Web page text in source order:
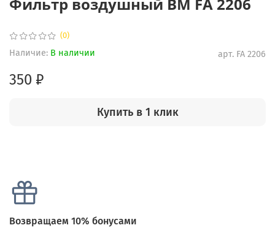
(0)
арт. FA 2206
Наличие: В наличии
350 ₽
Купить в 1 клик
Возвращаем 10% бонусами